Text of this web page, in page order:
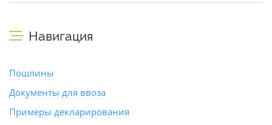
Навигация
Пошлины
Документы для ввоза
Примеры декларирования